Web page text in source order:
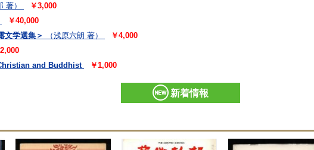
著）
￥3,000
￥40,000
文学選集＞
（浅原六朗 著）
￥4,000
and Buddhist
￥1,000
新着情報